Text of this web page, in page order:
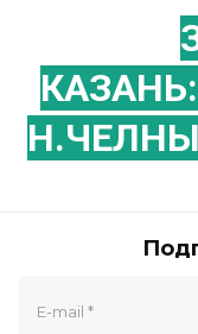
КАЗАНЬ: